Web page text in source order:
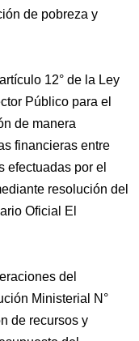
de pobreza y
12° de la Ley
Público para el
de manera
financieras entre
efectuadas por el
resolución del
Oficial El
del
Ministerial N°
de recursos y